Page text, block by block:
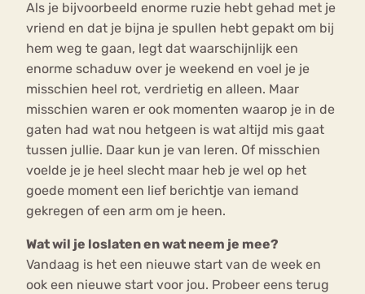
Als je bijvoorbeeld enorme ruzie hebt gehad met je
vriend en dat je bijna je spullen hebt gepakt om bij
hem weg te gaan, legt dat waarschijnlijk een
enorme schaduw over je weekend en voel je je
misschien heel rot, verdrietig en alleen. Maar
misschien waren er ook momenten waarop je in de
gaten had wat nou hetgeen is wat altijd mis gaat
tussen jullie. Daar kun je van leren. Of misschien
voelde je je heel slecht maar heb je wel op het
goede moment een lief berichtje van iemand
gekregen of een arm om je heen.
Wat wil je loslaten en wat neem je mee?
Vandaag is het een nieuwe start van de week en
ook een nieuwe start voor jou. Probeer eens terug